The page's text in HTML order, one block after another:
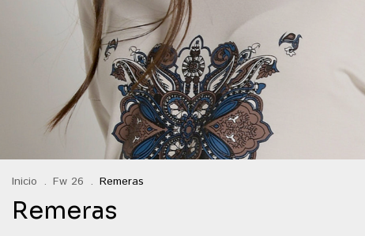
Inicio . Fw 26 . Remeras
Remeras